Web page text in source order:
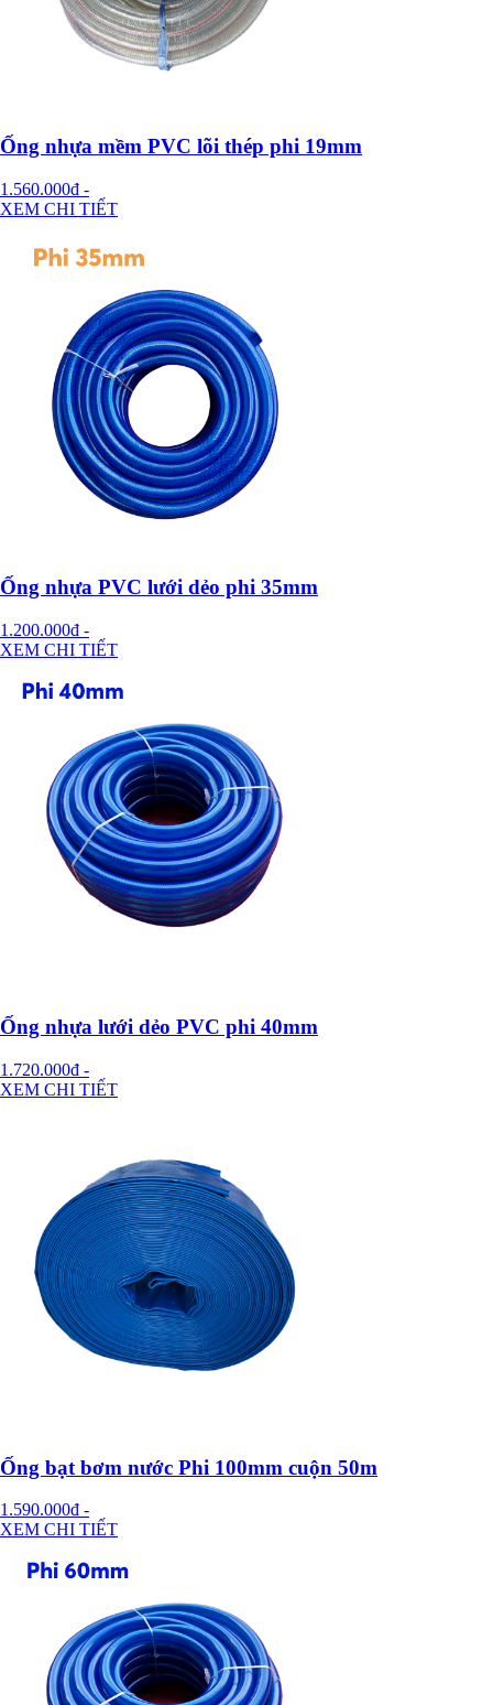
Ống nhựa mềm PVC lõi thép phi 19mm
1.560.000đ -
XEM CHI TIẾT
Ống nhựa PVC lưới dẻo phi 35mm
1.200.000đ -
XEM CHI TIẾT
Ống nhựa lưới dẻo PVC phi 40mm
1.720.000đ -
XEM CHI TIẾT
Ống bạt bơm nước Phi 100mm cuộn 50m
1.590.000đ -
XEM CHI TIẾT